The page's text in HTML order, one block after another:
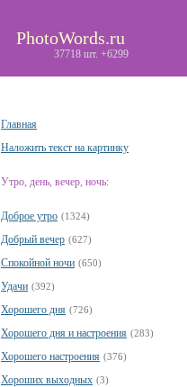
PhotoWords.ru
37718 шт. +6299
Главная
Наложить текст на картинку
Утро, день, вечер, ночь:
Доброе утро (1324)
Добрый вечер (627)
Спокойной ночи (650)
Удачи (392)
Хорошего дня (726)
Хорошего дня и настроения (283)
Хорошего настроения (376)
Хороших выходных (3)